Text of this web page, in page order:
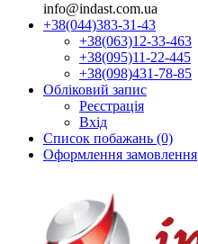
info@indast.com.ua
+38(044)383-31-43
+38(063)12-33-463
+38(095)11-22-445
+38(098)431-78-85
Обліковий запис
Реєстрація
Вхід
Список побажань (0)
Оформлення замовлення